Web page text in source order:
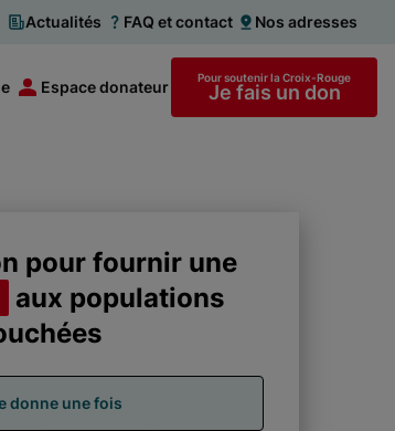
Actualités FAQ et contact Nos adresses
Espace donateur Pour soutenir la Croix-Rouge
Je fais un don
pour fournir une
aux populations
donne une fois